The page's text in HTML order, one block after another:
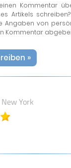
Kommentar
Artikels
Angaben von
Kommentar
»
York